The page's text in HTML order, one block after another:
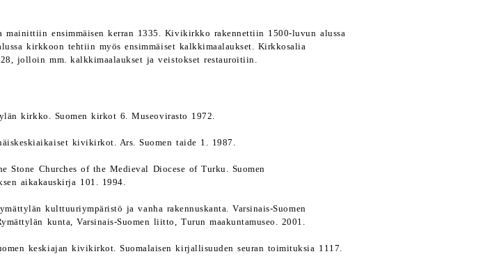
mainittiin ensimmäisen kerran 1335. Kivikirkko rakennettiin 1500-luvun alussa
kirkkoon tehtiin myös ensimmäiset kalkkimaalaukset. Kirkkosalia
jolloin mm. kalkkimaalaukset ja veistokset restauroitiin.
kirkko. Suomen kirkot 6. Museovirasto 1972.
kivikirkot. Ars. Suomen taide 1. 1987.
Stone Churches of the Medieval Diocese of Turku. Suomen
aikakauskirja 101. 1994.
kulttuuriympäristö ja vanha rakennuskanta. Varsinais-Suomen
kunta, Varsinais-Suomen liitto, Turun maakuntamuseo. 2001.
keskiajan kivikirkot. Suomalaisen kirjallisuuden seuran toimituksia 1117.